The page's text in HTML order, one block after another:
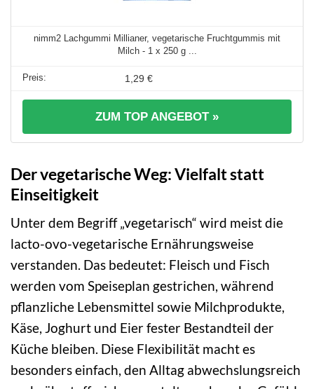
nimm2 Lachgummi Millianer, vegetarische Fruchtgummis mit
Milch - 1 x 250 g ...
1,29 €
ZUM TOP ANGEBOT »
Der vegetarische Weg: Vielfalt statt
Einseitigkeit
Unter dem Begriff „vegetarisch“ wird meist die
lacto-ovo-vegetarische Ernährungsweise
verstanden. Das bedeutet: Fleisch und Fisch
werden vom Speiseplan gestrichen, während
pflanzliche Lebensmittel sowie Milchprodukte,
Käse, Joghurt und Eier fester Bestandteil der
Küche bleiben. Diese Flexibilität macht es
besonders einfach, den Alltag abwechslungsreich